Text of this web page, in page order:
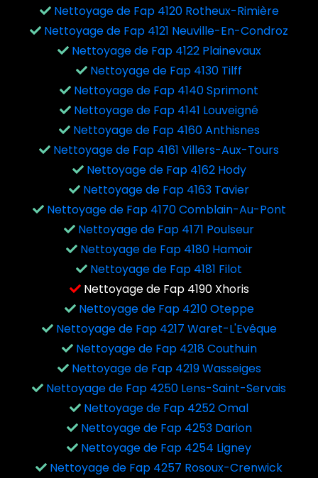
Nettoyage de Fap 4120 Rotheux-Rimière
Nettoyage de Fap 4121 Neuville-En-Condroz
Nettoyage de Fap 4122 Plainevaux
Nettoyage de Fap 4130 Tilff
Nettoyage de Fap 4140 Sprimont
Nettoyage de Fap 4141 Louveigné
Nettoyage de Fap 4160 Anthisnes
Nettoyage de Fap 4161 Villers-Aux-Tours
Nettoyage de Fap 4162 Hody
Nettoyage de Fap 4163 Tavier
Nettoyage de Fap 4170 Comblain-Au-Pont
Nettoyage de Fap 4171 Poulseur
Nettoyage de Fap 4180 Hamoir
Nettoyage de Fap 4181 Filot
Nettoyage de Fap 4190 Xhoris
Nettoyage de Fap 4210 Oteppe
Nettoyage de Fap 4217 Waret-L'Evêque
Nettoyage de Fap 4218 Couthuin
Nettoyage de Fap 4219 Wasseiges
Nettoyage de Fap 4250 Lens-Saint-Servais
Nettoyage de Fap 4252 Omal
Nettoyage de Fap 4253 Darion
Nettoyage de Fap 4254 Ligney
Nettoyage de Fap 4257 Rosoux-Crenwick